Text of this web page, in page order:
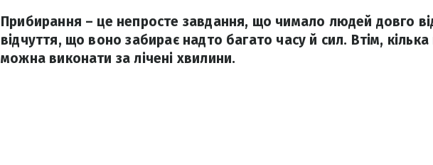
Прибирання – це непросте завдання, що чимало людей довго
відчуття, що воно забирає надто багато часу й сил. Втім,
можна виконати за лічені хвилини.